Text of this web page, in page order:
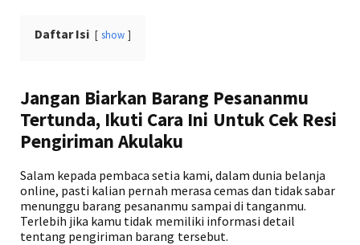
Daftar Isi show
Jangan Biarkan Barang Pesananmu
Tertunda, Ikuti Cara Ini Untuk Cek Resi
Pengiriman Akulaku
Salam kepada pembaca setia kami, dalam dunia belanja
online, pasti kalian pernah merasa cemas dan tidak sabar
menunggu barang pesananmu sampai di tanganmu.
Terlebih jika kamu tidak memiliki informasi detail
tentang pengiriman barang tersebut.